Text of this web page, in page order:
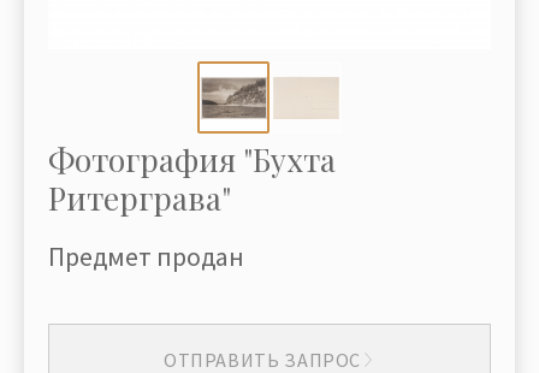
Фотография "Бухта
Ритерграва"
Предмет продан
ОТПРАВИТЬ ЗАПРОС